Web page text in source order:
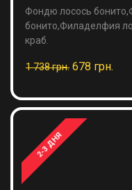
Фондю лосось
бонито,Филаделфия
краб.
1 738 грн. 678 грн.
2-3 ДНЯ